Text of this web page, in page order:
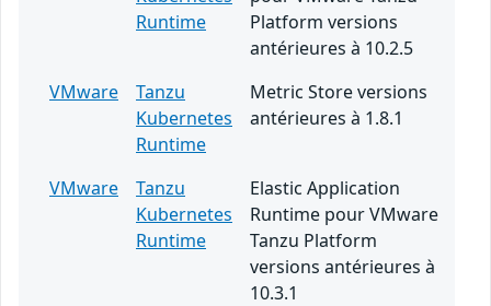
Runtime
Platform versions
antérieures à 10.2.5
VMware
Tanzu
Kubernetes
Runtime
Metric Store versions
antérieures à 1.8.1
VMware
Tanzu
Kubernetes
Runtime
Elastic Application
Runtime pour VMware
Tanzu Platform
versions antérieures à
10.3.1